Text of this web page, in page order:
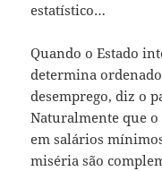
estatístico…
Quando o Estado
determina
desemprego, diz o
Naturalmente que
em salários
miséria são